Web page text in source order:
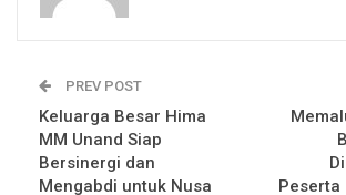
PREV POST
Keluarga Besar Hima
MM Unand Siap
Bersinergi dan
Mengabdi untuk Nusa
Peserta